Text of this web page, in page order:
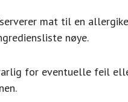
mat til en
nøye.
for eventuelle feil